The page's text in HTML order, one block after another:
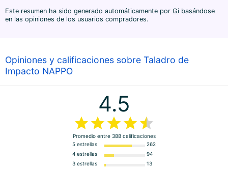
Este resumen ha sido generado automáticamente por Gi basándose
en las opiniones de los usuarios compradores.
Opiniones y calificaciones sobre Taladro de
Impacto NAPPO
4.5
Promedio entre 388 calificaciones
5 estrellas
262
4 estrellas
94
3 estrellas
13